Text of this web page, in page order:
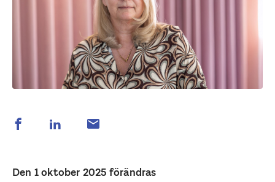
Den 1 oktober 2025 förändras